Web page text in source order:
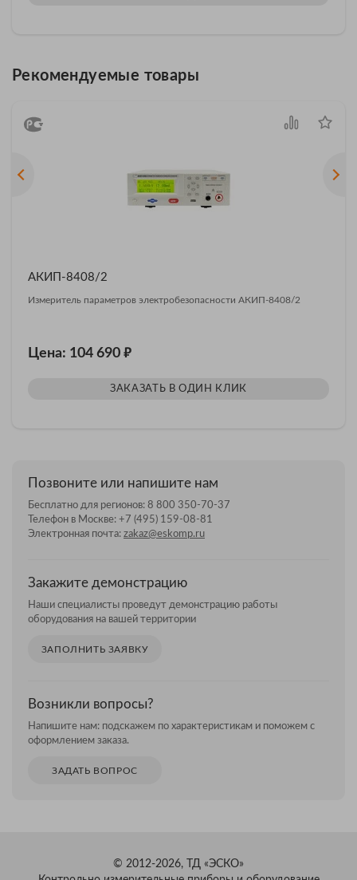
Рекомендуемые товары
АКИП-8408/2
Измеритель параметров электробезопасности АКИП-8408/2
Цена: 104 690 ₽
ЗАКАЗАТЬ В ОДИН КЛИК
Позвоните или напишите нам
Бесплатно для регионов: 8 800 350-70-37
Телефон в Москве: +7 (495) 159-08-81
Электронная почта: zakaz@eskomp.ru
Закажите демонстрацию
Наши специалисты проведут демонстрацию работы
оборудования на вашей территории
ЗАПОЛНИТЬ ЗАЯВКУ
Возникли вопросы?
Напишите нам: подскажем по характеристикам и поможем с
оформлением заказа.
ЗАДАТЬ ВОПРОС
© 2012-2026, ТД «ЭСКО»